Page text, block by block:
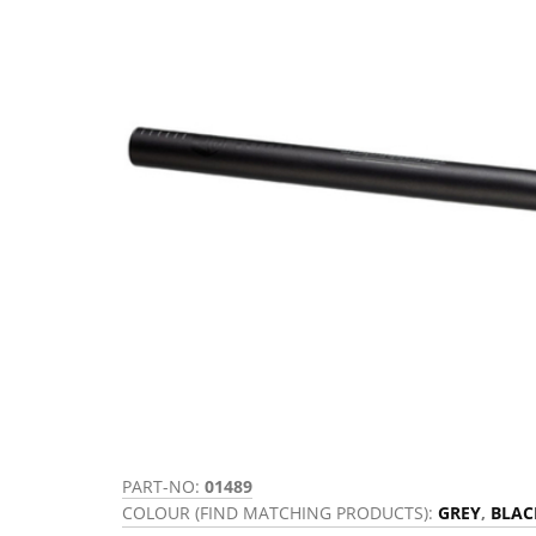
PART-NO: 01489
COLOUR (FIND MATCHING PRODUCTS): GREY,